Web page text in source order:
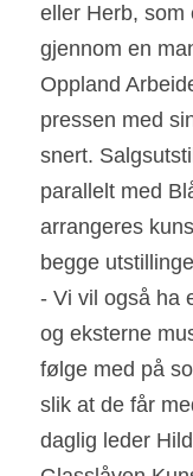
eller Herb, som
gjennom en
Oppland
pressen med
snert.
parallelt med
arrangeres
begge
- Vi vil også ha
og eksterne
følge med på
slik at de får
daglig leder